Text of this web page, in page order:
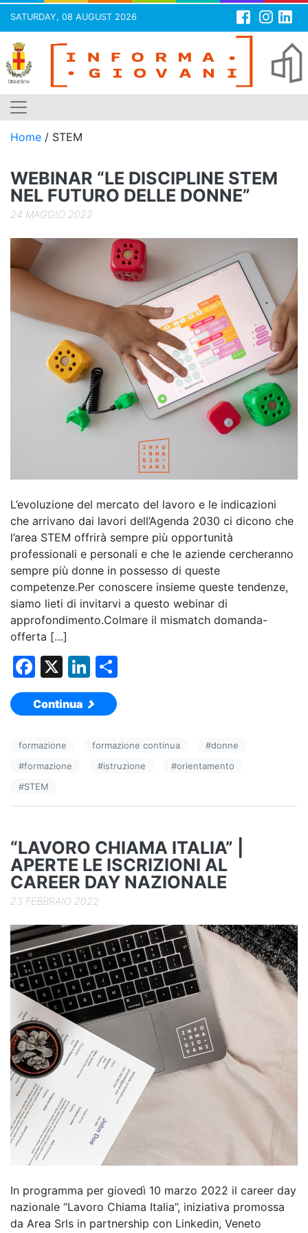
SATURDAY, 08 AUGUST 2026
Skip
content
Home / STEM
WEBINAR “LE DISCIPLINE STEM
NEL FUTURO DELLE DONNE”
24 MAGGIO 2022
L’evoluzione del mercato del lavoro e le indicazioni
che arrivano dai lavori dell’Agenda 2030 ci dicono che
l’area STEM offrirà sempre più opportunità
professionali e personali e che le aziende cercheranno
sempre più donne in possesso di queste
competenze.Per conoscere insieme queste tendenze,
siamo lieti di invitarvi a questo webinar di
approfondimento.Colmare il mismatch domanda-
offerta […]
F
a
c
b
o
o
X
Li
n
k
dI
n
vi
di
Continua
formazione formazione continua #donne
#formazione #istruzione #orientamento
#STEM
“LAVORO CHIAMA ITALIA” |
APERTE LE ISCRIZIONI AL
CAREER DAY NAZIONALE
23 FEBBRAIO 2022
In programma per giovedì 10 marzo 2022 il career day
nazionale “Lavoro Chiama Italia”, iniziativa promossa
da Area Srls in partnership con Linkedin, Veneto